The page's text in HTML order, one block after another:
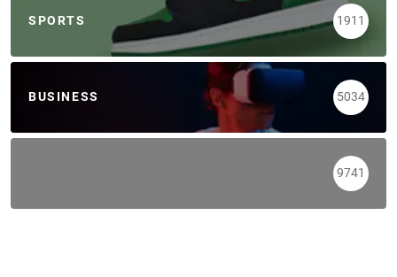
SPORTS 1911
BUSINESS 5034
9741